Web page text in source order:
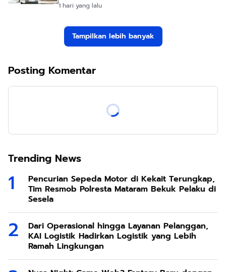
1 hari yang lalu
Tampilkan lebih banyak
Posting Komentar
Trending News
Pencurian Sepeda Motor di Kekait Terungkap,
Tim Resmob Polresta Mataram Bekuk Pelaku di
Sesela
Dari Operasional hingga Layanan Pelanggan,
KAI Logistik Hadirkan Logistik yang Lebih
Ramah Lingkungan